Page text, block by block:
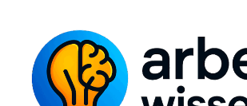
springen